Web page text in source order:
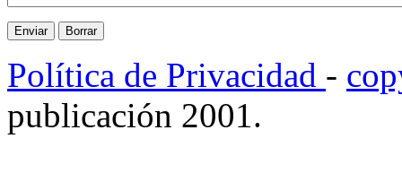
Política de Privacidad -
publicación 2001.